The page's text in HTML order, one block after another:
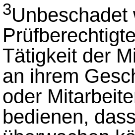
3
Tätigkeit der
an ihrem
oder
bedienen,